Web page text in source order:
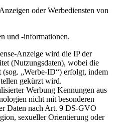
oder Werbediensten von
und -informationen.
Anzeige wird die IP der
(Nutzungsdaten), wobei die
(sog. „Werbe-ID“) erfolgt, indem
gekürzt wird.
Werbung Kennungen aus
nicht mit besonderen
Daten nach Art. 9 DS-GVO
sexueller Orientierung oder